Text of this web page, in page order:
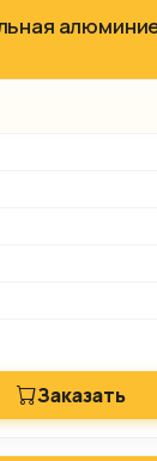
Заказать